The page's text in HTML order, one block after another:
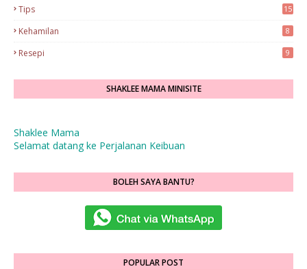
Tips 15
Kehamilan 8
Resepi 9
SHAKLEE MAMA MINISITE
Shaklee Mama
Selamat datang ke Perjalanan Keibuan
BOLEH SAYA BANTU?
POPULAR POST